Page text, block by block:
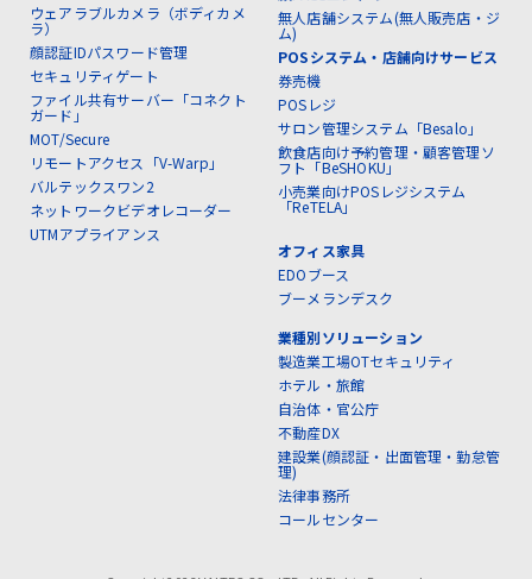
ウェアラブルカメラ（ボディカメ
ラ）
顔認証IDパスワード管理
セキュリティゲート
ファイル共有サーバー「コネクト
ガード」
MOT/Secure
リモートアクセス「V-Warp」
バルテックスワン2
ネットワークビデオレコーダー
UTMアプライアンス
無人店舗システム(無人販売店・ジ
ム)
POSシステム・店舗向けサービス
券売機
POSレジ
サロン管理システム「Besalo」
飲食店向け予約管理・顧客管理ソ
フト「BeSHOKU」
小売業向けPOSレジシステム
「ReTELA」
オフィス家具
EDOブース
ブーメランデスク
業種別ソリューション
製造業工場OTセキュリティ
ホテル・旅館
自治体・官公庁
不動産DX
建設業(顔認証・出面管理・勤怠管
理)
法律事務所
コールセンター